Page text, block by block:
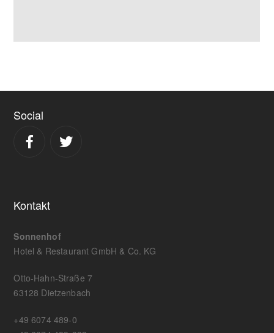
Social
Kontakt
Sonnenhof
Hotel & Restaurant GmbH & Co. KG
Otto-Hahn-Straße 7
63128 Dietzenbach
+49 6074 489-0